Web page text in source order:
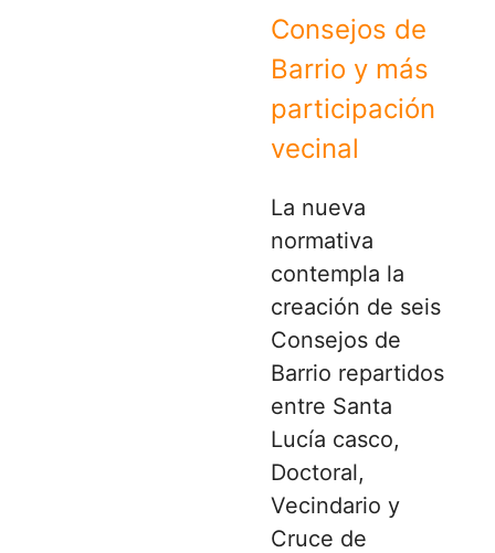
Consejos de
Barrio y más
participación
vecinal
La nueva
normativa
contempla la
creación de seis
Consejos de
Barrio repartidos
entre Santa
Lucía casco,
Doctoral,
Vecindario y
Cruce de